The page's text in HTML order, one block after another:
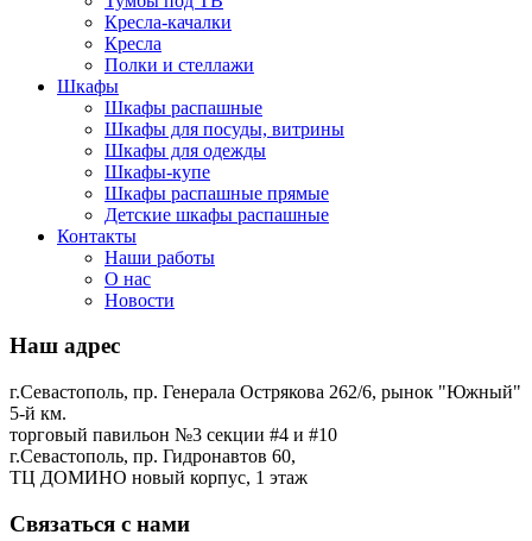
Кресла-качалки
Кресла
Полки и стеллажи
Шкафы
Шкафы распашные
Шкафы для посуды, витрины
Шкафы для одежды
Шкафы-купе
Шкафы распашные прямые
Детские шкафы распашные
Контакты
Наши работы
О нас
Новости
Наш адрес
г.Севастополь, пр. Генерала Острякова 262/6, рынок "Южный"
5-й км.
торговый павильон №3 секции #4 и #10
г.Севастополь, пр. Гидронавтов 60,
ТЦ ДОМИНО новый корпус, 1 этаж
Связаться с нами